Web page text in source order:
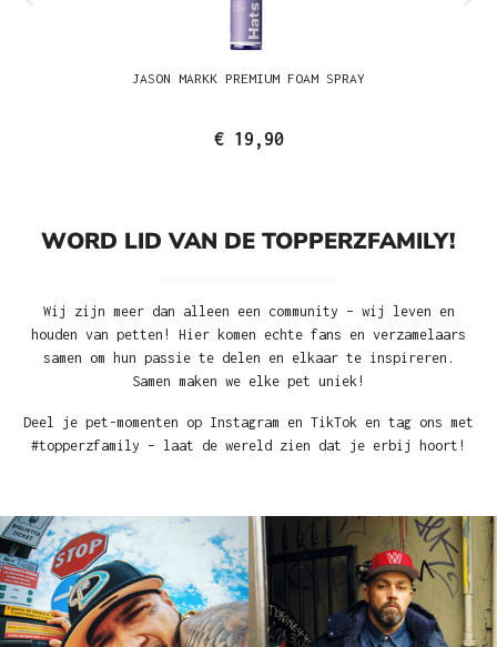
JASON MARKK PREMIUM FOAM SPRAY
€ 19,90
WORD LID VAN DE TOPPERZFAMILY!
Wij zijn meer dan alleen een community – wij leven en
houden van petten! Hier komen echte fans en verzamelaars
samen om hun passie te delen en elkaar te inspireren.
Samen maken we elke pet uniek!
Deel je pet-momenten op Instagram en TikTok en tag ons met
#topperzfamily – laat de wereld zien dat je erbij hoort!